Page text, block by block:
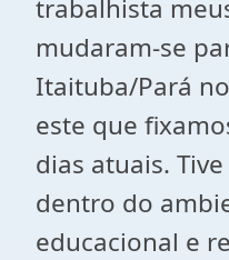
trabalhista
mudaram-se
Itaituba/Pará
este que
dias atuais.
dentro do
educacional e